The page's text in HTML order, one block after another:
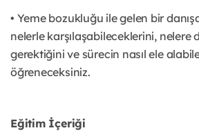
• Yeme bozukluğu ile gelen bir
nelerle karşılaşabileceklerini, nelere
gerektiğini ve sürecin nasıl ele
öğreneceksiniz.
Eğitim İçeriği